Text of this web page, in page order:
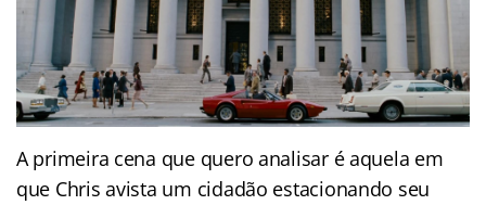
A primeira cena que quero analisar é aquela em
que Chris avista um cidadão estacionando seu